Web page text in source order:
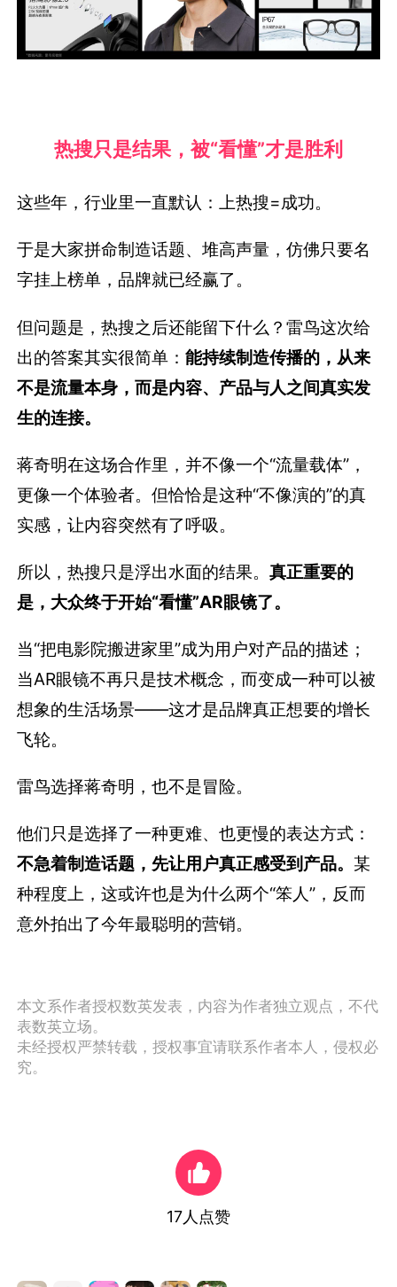
热搜只是结果，被“看懂”才是胜利
这些年，行业里一直默认：上热搜=成功。
于是大家拼命制造话题、堆高声量，仿佛只要名
字挂上榜单，品牌就已经赢了。
但问题是，热搜之后还能留下什么？雷鸟这次给
出的答案其实很简单：能持续制造传播的，从来
不是流量本身，而是内容、产品与人之间真实发
生的连接。
蒋奇明在这场合作里，并不像一个“流量载体”，
更像一个体验者。但恰恰是这种“不像演的”的真
实感，让内容突然有了呼吸。
所以，热搜只是浮出水面的结果。真正重要的
是，大众终于开始“看懂”AR眼镜了。
当“把电影院搬进家里”成为用户对产品的描述；
当AR眼镜不再只是技术概念，而变成一种可以被
想象的生活场景——这才是品牌真正想要的增长
飞轮。
雷鸟选择蒋奇明，也不是冒险。
他们只是选择了一种更难、也更慢的表达方式：
不急着制造话题，先让用户真正感受到产品。 某
种程度上，这或许也是为什么两个“笨人”，反而
意外拍出了今年最聪明的营销。
本文系作者授权数英发表，内容为作者独立观点，不代
表数英立场。
未经授权严禁转载，授权事宜请联系作者本人，侵权必
究。
17人点赞